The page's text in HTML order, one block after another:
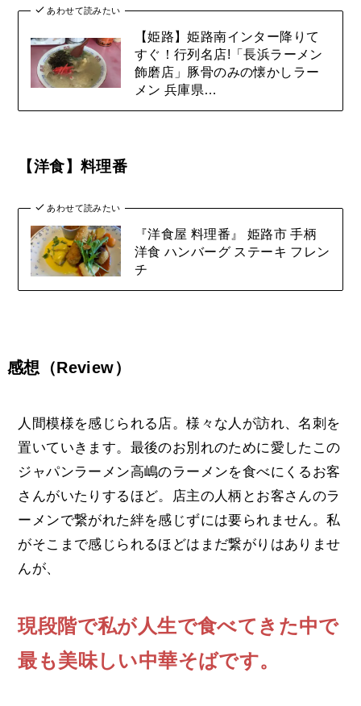
あわせて読みたい
【姫路】姫路南インター降りて
すぐ！行列名店!「長浜ラーメン
飾磨店」豚骨のみの懐かしラー
メン 兵庫県…
【洋食】料理番
あわせて読みたい
『洋食屋 料理番』 姫路市 手柄
洋食 ハンバーグ ステーキ フレン
チ
感想（Review）
人間模様を感じられる店。様々な人が訪れ、名刺を
置いていきます。最後のお別れのために愛したこの
ジャパンラーメン高嶋のラーメンを食べにくるお客
さんがいたりするほど。店主の人柄とお客さんのラ
ーメンで繋がれた絆を感じずには要られません。私
がそこまで感じられるほどはまだ繋がりはありませ
んが、
現段階で私が人生で食べてきた中で
最も美味しい中華そばです。